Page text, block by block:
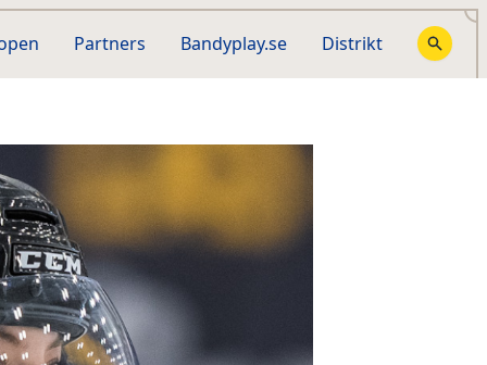
Partners Bandyplay.se Distrikt